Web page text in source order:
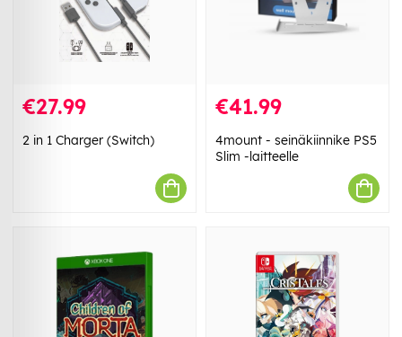
€27.99
2 in 1 Charger (Switch)
€41.99
4mount - seinäkiinnike PS5
Slim -laitteelle